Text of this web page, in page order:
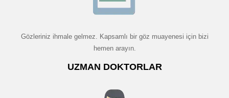
Gözleriniz ihmale gelmez. Kapsamlı bir göz muayenesi için bizi
hemen arayın.
UZMAN DOKTORLAR